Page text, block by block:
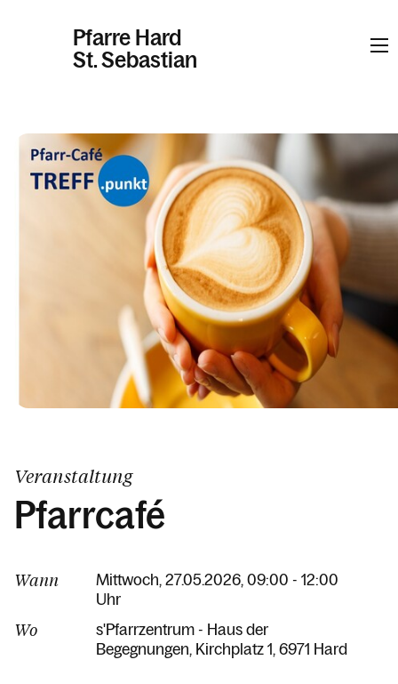
Pfarre Hard
St. Sebastian
Kalender
Veranstaltung
Pfarrcafé
Wann
Mittwoch, 27.05.2026, 09:00 - 12:00
Uhr
Wo
s'Pfarrzentrum - Haus der
Begegnungen Kirchplatz 1 6971 Hard